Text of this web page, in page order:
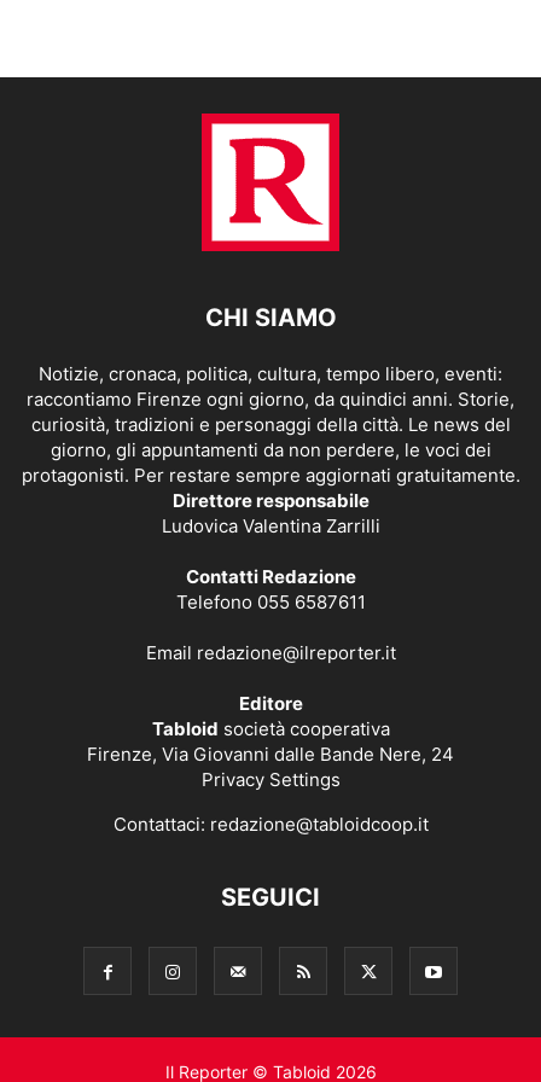
CHI SIAMO
Notizie, cronaca, politica, cultura, tempo libero, eventi:
raccontiamo Firenze ogni giorno, da quindici anni. Storie,
curiosità, tradizioni e personaggi della città. Le news del
giorno, gli appuntamenti da non perdere, le voci dei
protagonisti. Per restare sempre aggiornati gratuitamente.
Direttore responsabile
Ludovica Valentina Zarrilli
Contatti Redazione
Telefono 055 6587611
Email redazione@ilreporter.it
Editore
Tabloid società cooperativa
Firenze, Via Giovanni dalle Bande Nere, 24
Privacy Settings
Contattaci: redazione@tabloidcoop.it
SEGUICI
Il Reporter © Tabloid 2026